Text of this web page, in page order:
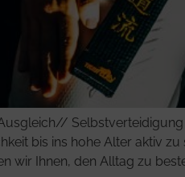
bis ins hohe Alter aktiv
wir Ihnen, den Alltag zu